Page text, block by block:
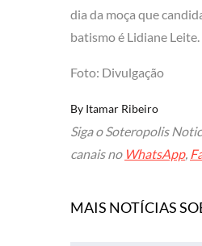
dia da moça que
batismo é Lidiane Leite.
Foto: Divulgação
By Itamar Ribeiro
Siga o Soteropolis
canais no WhatsApp,
MAIS NOTÍCIAS